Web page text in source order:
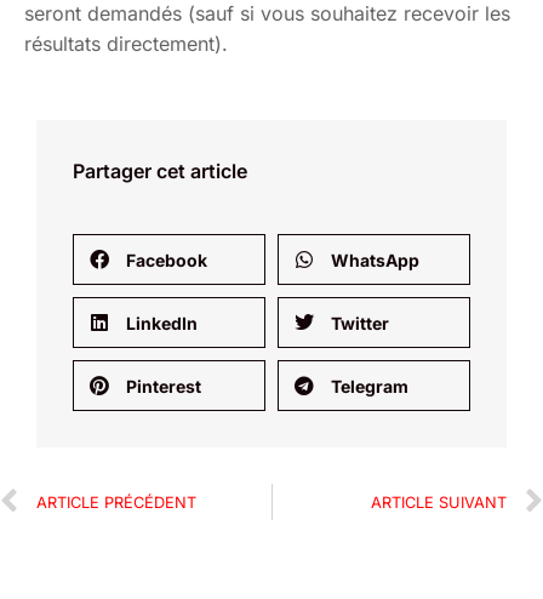
seront demandés (sauf si vous souhaitez recevoir les
résultats directement).
Partager cet article
Facebook WhatsApp
LinkedIn Twitter
Pinterest Telegram
ARTICLE PRÉCÉDENT ARTICLE SUIVANT